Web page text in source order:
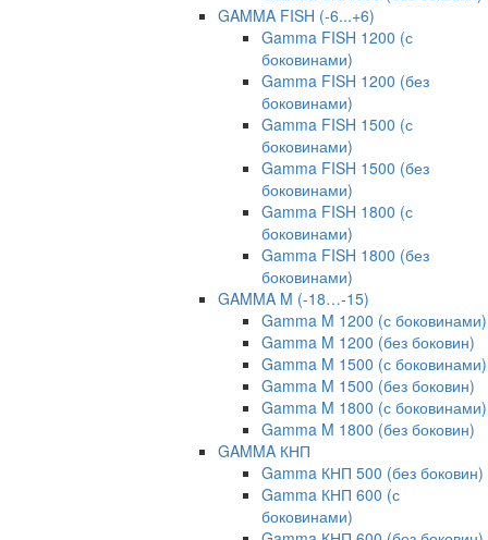
GAMMA FISH (-6...+6)
Gamma FISH 1200 (с
боковинами)
Gamma FISH 1200 (без
боковинами)
Gamma FISH 1500 (с
боковинами)
Gamma FISH 1500 (без
боковинами)
Gamma FISH 1800 (с
боковинами)
Gamma FISH 1800 (без
боковинами)
GAMMA M (-18…-15)
Gamma M 1200 (с боковинами)
Gamma M 1200 (без боковин)
Gamma M 1500 (с боковинами)
Gamma M 1500 (без боковин)
Gamma M 1800 (с боковинами)
Gamma M 1800 (без боковин)
GAMMA КНП
Gamma КНП 500 (без боковин)
Gamma КНП 600 (с
боковинами)